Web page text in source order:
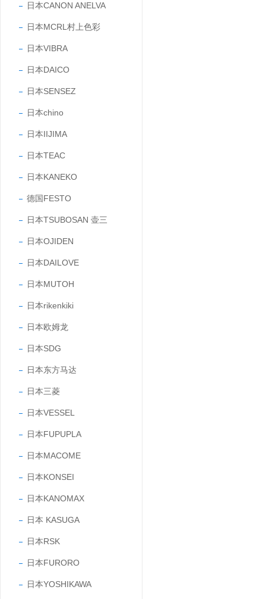
日本CANON ANELVA
日本MCRL村上色彩
日本VIBRA
日本DAICO
日本SENSEZ
日本chino
日本IIJIMA
日本TEAC
日本KANEKO
德国FESTO
日本TSUBOSAN 壶三
日本OJIDEN
日本DAILOVE
日本MUTOH
日本rikenkiki
日本欧姆龙
日本SDG
日本东方马达
日本三菱
日本VESSEL
日本FUPUPLA
日本MACOME
日本KONSEI
日本KANOMAX
日本 KASUGA
日本RSK
日本FURORO
日本YOSHIKAWA